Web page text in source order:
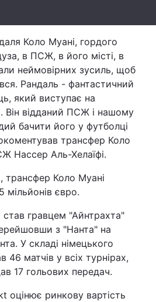
Вакансії
Коло Муані, гордого
в ПСЖ, в його місті, в
неймовірних зусиль, щоб
Рандаль - фантастичний
який виступає на
Він відданий ПСЖ і нашому
бачити його у футболці
трансфер Коло
Нассер Аль-Хелаїфі.
трансфер Коло Муані
євро.
гравцем "Айнтрахта"
з "Нанта" на
У складі німецького
46 матчів у всіх турнірах,
17 гольових передач.
оцінює ринкову вартість